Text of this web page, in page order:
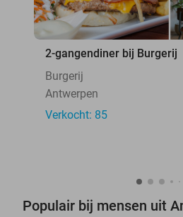
2-gangendiner bij Burgerij
Burgerij
Antwerpen
Verkocht: 85
Populair bij mensen uit